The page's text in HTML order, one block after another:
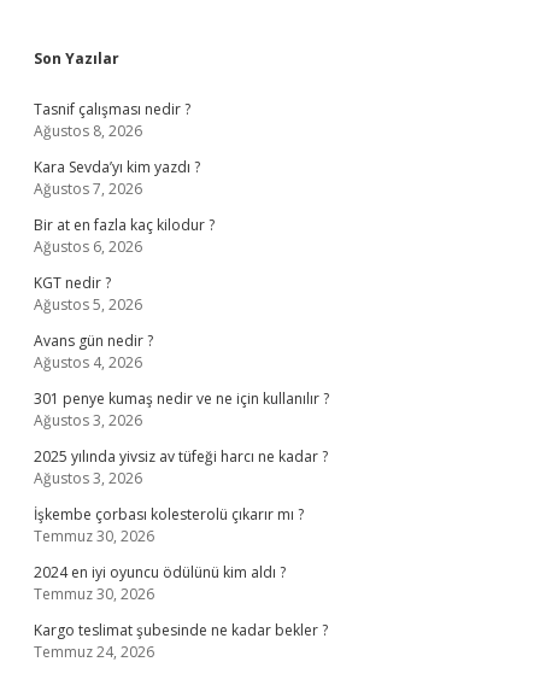
Sidebar
Son Yazılar
Tasnif çalışması nedir ?
Ağustos 8, 2026
Kara Sevda’yı kim yazdı ?
Ağustos 7, 2026
Bir at en fazla kaç kilodur ?
Ağustos 6, 2026
KGT nedir ?
Ağustos 5, 2026
Avans gün nedir ?
Ağustos 4, 2026
301 penye kumaş nedir ve ne için kullanılır ?
Ağustos 3, 2026
2025 yılında yivsiz av tüfeği harcı ne kadar ?
Ağustos 3, 2026
İşkembe çorbası kolesterolü çıkarır mı ?
Temmuz 30, 2026
2024 en iyi oyuncu ödülünü kim aldı ?
Temmuz 30, 2026
Kargo teslimat şubesinde ne kadar bekler ?
Temmuz 24, 2026